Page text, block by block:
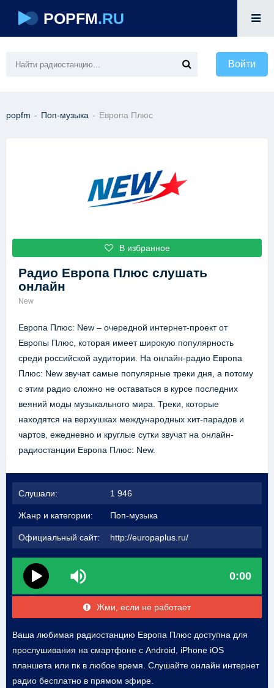
POPFM.RU
Войти
popfm - Поп-музыка - Европа Плюс
В избранное
Радио Европа Плюс слушать
онлайн
New
Европа Плюс: New – очередной интернет-проект от
Европы Плюс, которая имеет широкую популярность
среди российской аудитории. На онлайн-радио Европа
Плюс: New звучат самые популярные треки дня, а потому
с этим радио сложно не оставаться в курсе последних
веяний моды музыкального мира. Треки, которые
находятся на верхушках международных хит-парадов и
чартов, ежедневно и круглые сутки звучат на онлайн-
радиостанции Европа Плюс: New.
Слушали: 1 946
Жанр и категории: Поп-музыка
Официальный сайт: http://europaplus.ru/
0:00
Жми, если не работает
Ваша любимая радиостанцию Европа Плюс доступна для
прослушивания на смартфоне с Android, iPhone iOS
планшета или пк в любое время. Слушайте онлайн интернет
радио бесплатно в прямом эфире.